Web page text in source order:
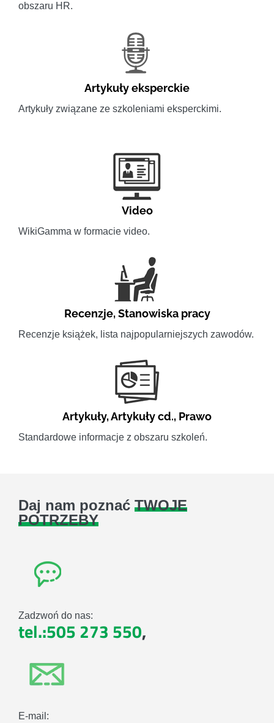
obszaru HR.
Artykuły eksperckie
Artykuły związane ze szkoleniami eksperckimi.
Video
WikiGamma w formacie video.
Recenzje,Stanowiska pracy
Recenzje książek, lista najpopularniejszych zawodów.
Artykuły,Artykuły cd., Prawo
Standardowe informacje z obszaru szkoleń.
Daj nam poznać TWOJE
POTRZEBY
Zadzwoń do nas:
tel.:505 273 550,
E-mail: